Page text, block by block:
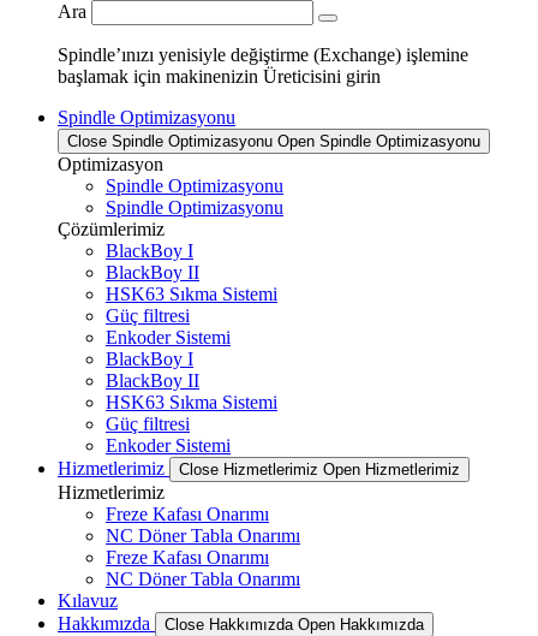
Ara
Spindle’ınızı yenisiyle değiştirme (Exchange) işlemine
başlamak için makinenizin Üreticisini girin
Spindle Optimizasyonu
Close Spindle Optimizasyonu Open Spindle Optimizasyonu
Optimizasyon
Spindle Optimizasyonu
Spindle Optimizasyonu
Çözümlerimiz
BlackBoy I
BlackBoy II
HSK63 Sıkma Sistemi
Güç filtresi
Enkoder Sistemi
BlackBoy I
BlackBoy II
HSK63 Sıkma Sistemi
Güç filtresi
Enkoder Sistemi
Hizmetlerimiz
Close Hizmetlerimiz Open Hizmetlerimiz
Hizmetlerimiz
Freze Kafası Onarımı
NC Döner Tabla Onarımı
Freze Kafası Onarımı
NC Döner Tabla Onarımı
Kılavuz
Hakkımızda
Close Hakkımızda Open Hakkımızda